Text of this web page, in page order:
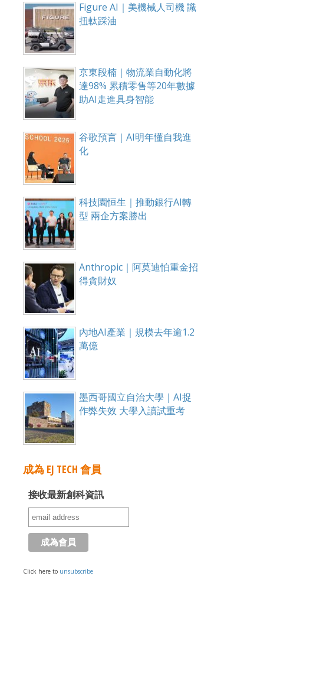
Figure AI｜美機械人司機 識
扭軚踩油
京東段楠｜物流業自動化將
達98% 累積零售等20年數據
助AI走進具身智能
谷歌預言｜AI明年懂自我進
化
科技園恒生｜推動銀行AI轉
型 兩企方案勝出
Anthropic｜阿莫迪怕重金招
得貪財奴
內地AI產業｜規模去年逾1.2
萬億
墨西哥國立自治大學｜AI捉
作弊失效 大學入讀試重考
成為 EJ TECH 會員
接收最新創科資訊
Click here to unsubscribe